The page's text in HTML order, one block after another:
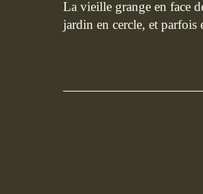
La vieille grange en face
jardin en cercle, et parfois